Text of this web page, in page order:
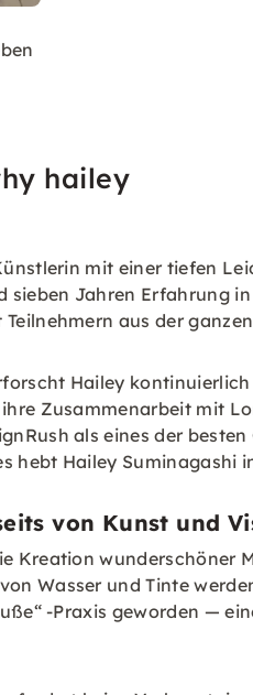
hailey
mit einer tiefen
sieben Jahren Erfahrung
aus der
Hailey
Zusammenarbeit mit
als eines der
hebt Hailey Suminagashi
von Kunst und
Kreation
Wasser und Tinte
-Praxis geworden —